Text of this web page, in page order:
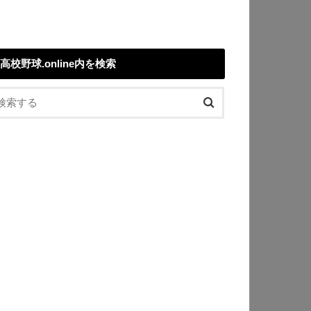
高校野球.online内を検索